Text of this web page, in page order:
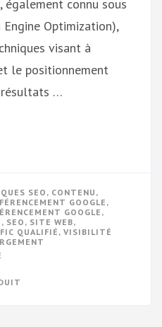
connu sous
Engine Optimization),
visant à
le positionnement
résultats …
SEO , CONTENU ,
GOOGLE,
GOOGLE ,
, SEO , SITE WEB,
QUALIFIÉ , VISIBILITÉ
VISIBILITÉ